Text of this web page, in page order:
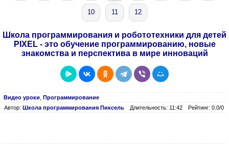
10 11 12
Школа программирования и робототехники для детей
PIXEL - это обучение программированию, новые
знакомства и перспектива в мире инноваций
Видео уроки Программирование
Автор: Школа программирования Пиксель Длительность: 11:42 Рейтинг: 0.0/0